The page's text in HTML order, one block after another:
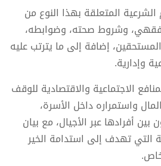
المتعلقة بهذا النوع من
وشروط صحته، وضوابطه،
إضافة إلى ما يترتب عليه
وإدارية.
الاجتماعية والاقتصادية للوقف
واستمراره داخل الأسرة،
أفرادها عبر الأجيال، مع بيان
التي تهدف إلى استدامة الخير